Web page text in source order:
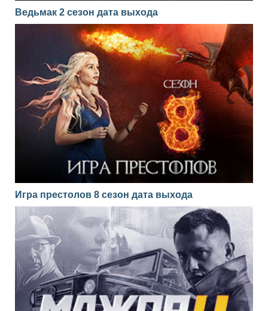
Ведьмак 2 сезон дата выхода
Игра престолов 8 сезон дата выхода